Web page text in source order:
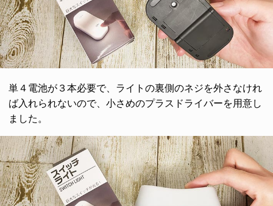
単４電池が３本必要で、ライトの裏側のネジを外さなけれ
ば入れられないので、小さめのプラスドライバーを用意し
ました。